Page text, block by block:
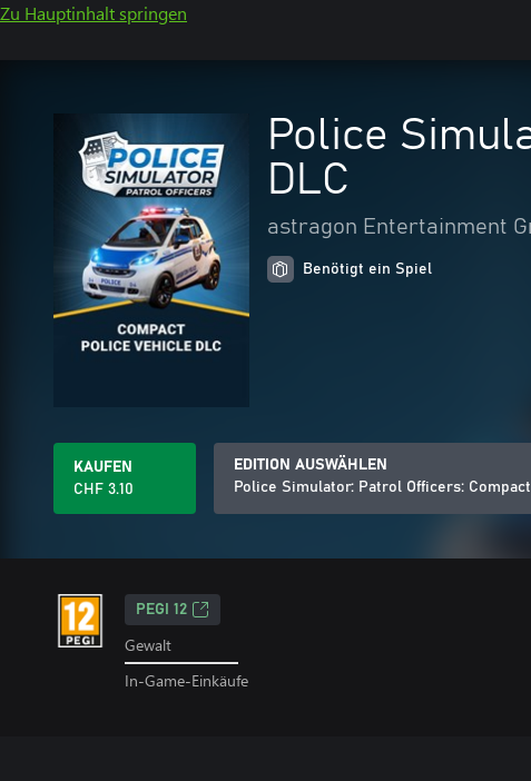
Zu Hauptinhalt springen
Police
DLC
astragon Entertainment
Benötigt ein Spiel
KAUFEN
CHF 3.10
EDITION AUSWÄHLEN
Police Simulator: Patrol Officers:
PEGI 12
Gewalt
In-Game-Einkäufe